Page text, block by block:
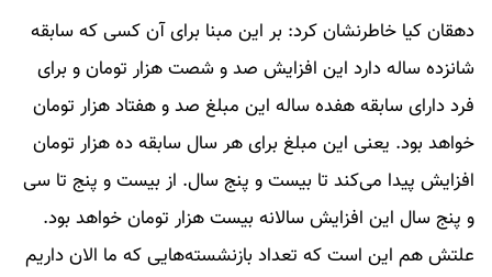
دهقان کیا خاطرنشان کرد: بر این مبنا برای آن کسی که سابقه
شانزده ساله دارد این افزایش صد و شصت هزار تومان و برای
فرد دارای سابقه هفده ساله این مبلغ صد و هفتاد هزار تومان
خواهد بود. یعنی این مبلغ برای هر سال سابقه ده هزار تومان
افزایش پیدا می‌کند تا بیست و پنج سال. از بیست و پنج تا سی
و پنج سال این افزایش سالانه بیست هزار تومان خواهد بود.
علتش هم این است که تعداد بازنشسته‌هایی که ما الان داریم